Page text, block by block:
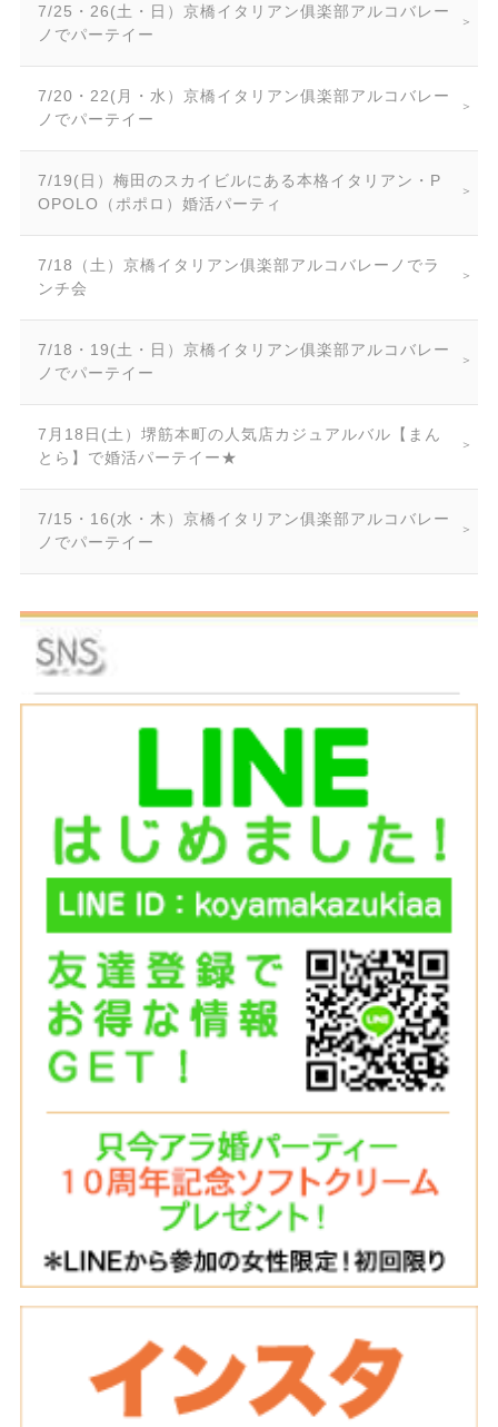
7/25・26(土・日）京橋イタリアン俱楽部アルコバレー
ノでパーテイー
7/20・22(月・水）京橋イタリアン俱楽部アルコバレー
ノでパーテイー
7/19(日）梅田のスカイビルにある本格イタリアン・P
OPOLO（ポポロ）婚活パーティ
7/18（土）京橋イタリアン俱楽部アルコバレーノでラ
ンチ会
7/18・19(土・日）京橋イタリアン俱楽部アルコバレー
ノでパーテイー
7月18日(土）堺筋本町の人気店カジュアルバル【まん
とら】で婚活パーテイー★
7/15・16(水・木）京橋イタリアン俱楽部アルコバレー
ノでパーテイー